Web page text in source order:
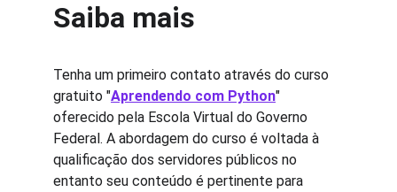
Saiba mais
Tenha um primeiro contato através do curso
gratuito "Aprendendo com Python"
oferecido pela Escola Virtual do Governo
Federal. A abordagem do curso é voltada à
qualificação dos servidores públicos no
entanto seu conteúdo é pertinente para